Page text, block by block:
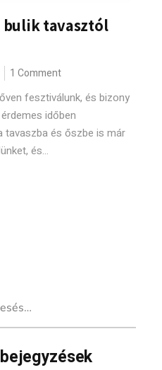
bulik tavasztól
1 Comment
fesztiválunk, és bizony
időben
tavaszba és őszbe is már
és...